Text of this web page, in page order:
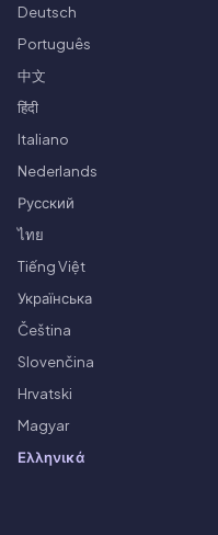
Deutsch
Português
中文
हिंदी
Italiano
Nederlands
Русский
ไทย
Tiếng Việt
Українська
Čeština
Slovenčina
Hrvatski
Magyar
Ελληνικά